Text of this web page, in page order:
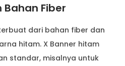
Bahan Fiber
dari bahan fiber dan
hitam. X Banner hitam
standar, misalnya untuk